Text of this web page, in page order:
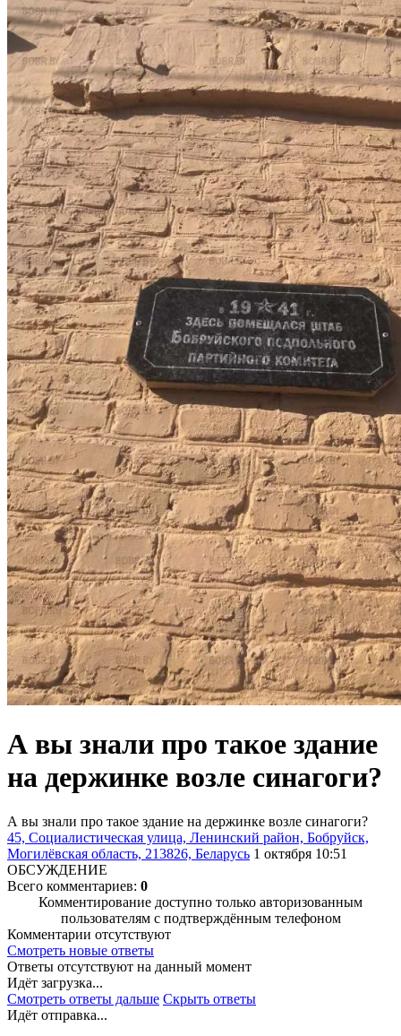
А вы знали про такое здание
на держинке возле синагоги?
А вы знали про такое здание на держинке возле синагоги?
45, Социалистическая улица, Ленинский район, Бобруйск,
Могилёвская область, 213826, Беларусь 1 октября 10:51
ОБСУЖДЕНИЕ
Всего комментариев: 0
Комментирование доступно только авторизованным
пользователям с подтверждённым телефоном
Комментарии отсутствуют
Смотреть новые ответы
Ответы отсутствуют на данный момент
Идёт загрузка...
Смотреть ответы дальше Скрыть ответы
Идёт отправка...